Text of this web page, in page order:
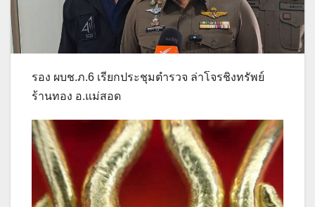
รอง ผบช.ภ.6 เรียกประชุมตำรวจ ล่าโจรชิงทรัพย์
ร้านทอง อ.แม่สอด